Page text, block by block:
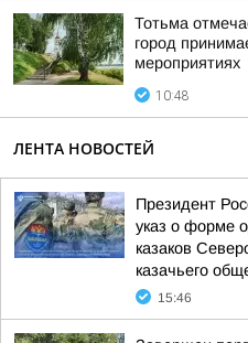
Тотьма
город
мероприятиях
10:48
ЛЕНТА НОВОСТЕЙ
Президент
указ о форме
казаков
казачьего
15:46